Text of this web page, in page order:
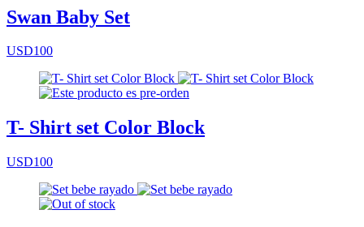
Swan Baby Set
USD100
T- Shirt set Color Block
USD100